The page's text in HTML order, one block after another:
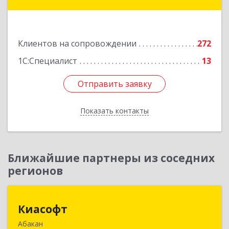
Клиентов на сопровождении
272
1С:Специалист
13
Отправить заявку
Показать контакты
Отправить заявку
Назад
Ближайшие партнеры из соседних
регионов
Киасофт
Абакан
655017, Хакасия Респ, Абакан г, Ивана Ярыгина